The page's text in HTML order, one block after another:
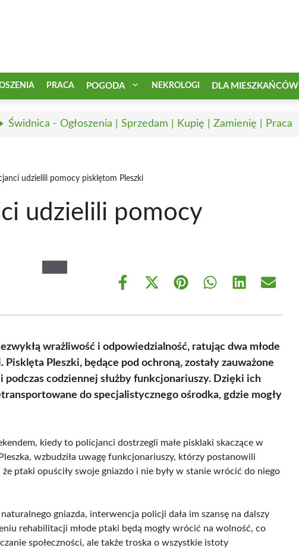
PRACA POGODA NEKROLOGI DLA MIESZKAŃCÓW
Świdnica - Ogłoszenia | Sprzedam | Kupię | Zamienię | Praca
udzielili pomocy pisklętom Pleszki
udzielili pomocy
Share
Share
(Twitter)
Share Share Share Share
wrażliwość i odpowiedzialność, ratując dwa młode
Pleszki, będące pod ochroną, zostały zauważone
codziennej służby funkcjonariuszy. Dzięki ich
do specjalistycznego ośrodka, gdzie mogły
kiedy to policjanci dostrzegli małe pisklaki skaczące w
wzbudziła uwagę funkcjonariuszy, którzy postanowili
ptaki opuściły swoje gniazdo i nie były w stanie wrócić do niego
gniazda, interwencja policji dała im szansę na dalszy
rehabilitacji młode ptaki będą mogły wrócić na wolność, co
społeczności, ale także troska o wszystkie istoty